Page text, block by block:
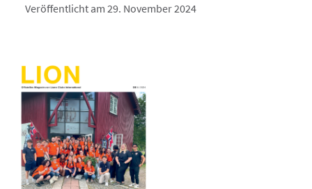
Veröffentlicht am 29. November 2024